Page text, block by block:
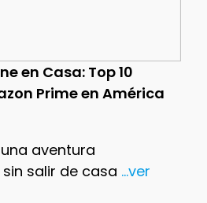
en Casa: Top 10
Prime en América
aventura
salir de casa ...ver